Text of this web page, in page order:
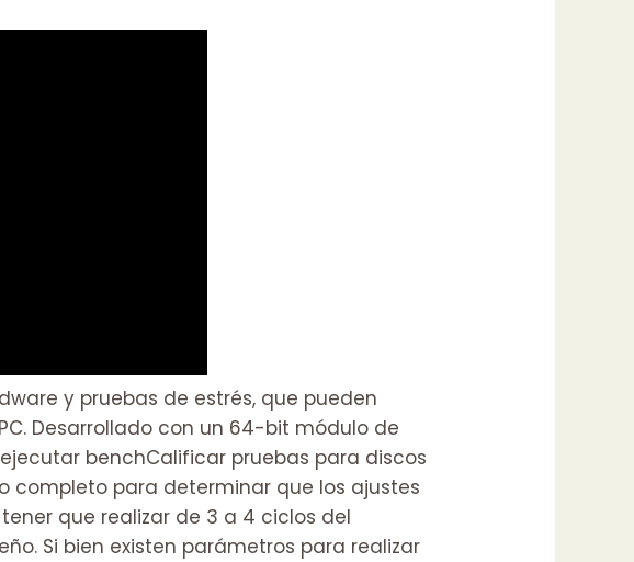
y pruebas de estrés, que pueden
Desarrollado con un 64-bit módulo de
benchCalificar pruebas para discos
completo para determinar que los ajustes
que realizar de 3 a 4 ciclos del
Si bien existen parámetros para realizar